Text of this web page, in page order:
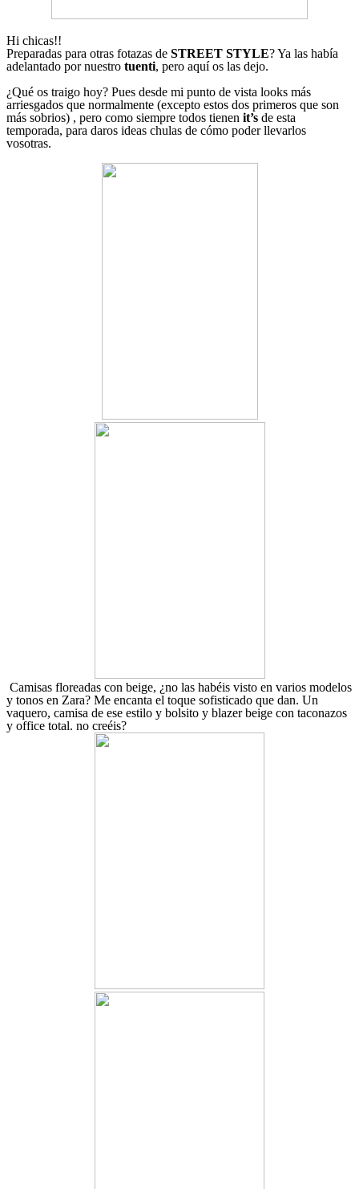
Hi chicas!!
Preparadas para otras fotazas de STREET STYLE? Ya las había
adelantado por nuestro tuenti, pero aquí os las dejo.
¿Qué os traigo hoy? Pues desde mi punto de vista looks más
arriesgados que normalmente (excepto estos dos primeros que son
más sobrios) , pero como siempre todos tienen it’s de esta
temporada, para daros ideas chulas de cómo poder llevarlos
vosotras.
Camisas floreadas con beige, ¿no las habéis visto en varios modelos
y tonos en Zara? Me encanta el toque sofisticado que dan. Un
vaquero, camisa de ese estilo y bolsito y blazer beige con taconazos
y office total. no creéis?